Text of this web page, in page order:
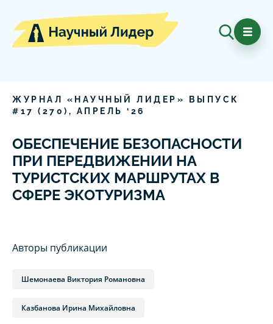
ЖУРНАЛ «НАУЧНЫЙ ЛИДЕР» ВЫПУСК
# 17 ( 270 ), АПРЕЛЬ ‘ 26
ОБЕСПЕЧЕНИЕ БЕЗОПАСНОСТИ
ПРИ ПЕРЕДВИЖЕНИИ НА
ТУРИСТСКИХ МАРШРУТАХ В
СФЕРЕ ЭКОТУРИЗМА
Авторы публикации
Шемонаева Виктория Романовна
Казбанова Ирина Михайловна